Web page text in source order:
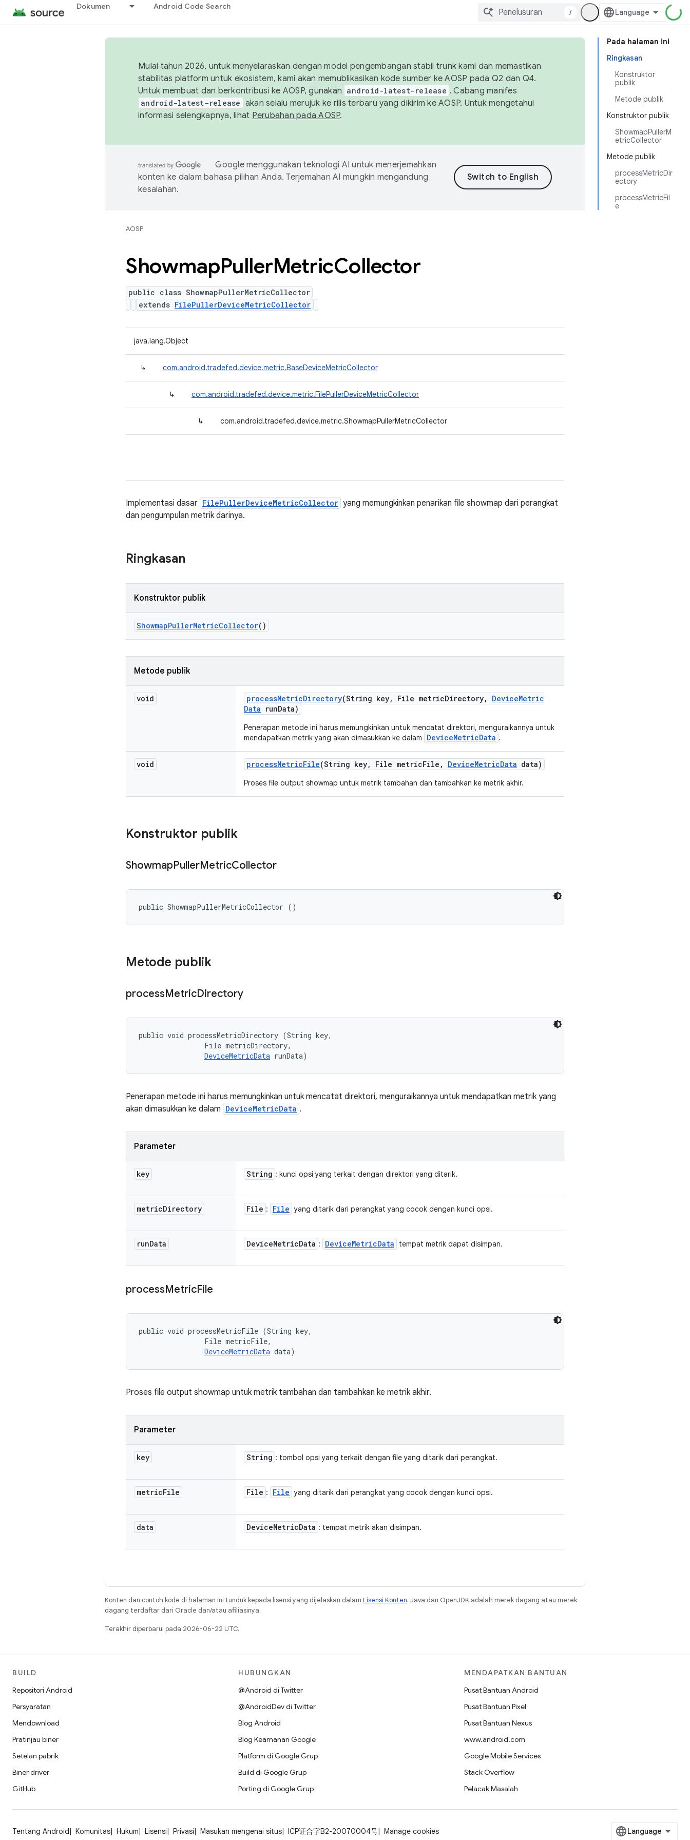
Dokumen Android Code Search
/
Pada halaman ini
Ringkasan
Konstruktor
publik
Metode publik
Konstruktor publik
ShowmapPullerM
etricCollector
Metode publik
processMetricDir
ectory
processMetricFil
e
Mulai tahun 2026, untuk menyelaraskan dengan model pengembangan stabil trunk kami dan memastikan
stabilitas platform untuk ekosistem, kami akan memublikasikan kode sumber ke AOSP pada Q2 dan Q4.
Untuk membuat dan berkontribusi ke AOSP, gunakan android-latest-release . Cabang manifes
android-latest-release akan selalu merujuk ke rilis terbaru yang dikirim ke AOSP. Untuk mengetahui
informasi selengkapnya, lihat Perubahan pada AOSP.
Google menggunakan teknologi AI untuk menerjemahkan
konten ke dalam bahasa pilihan Anda. Terjemahan AI mungkin mengandung
kesalahan.
AOSP
ShowmapPullerMetricCollector
public class ShowmapPullerMetricCollector
extends FilePullerDeviceMetricCollector
java.lang.Object
↳ com.android.tradefed.device.metric.BaseDeviceMetricCollector
↳ com.android.tradefed.device.metric.FilePullerDeviceMetricCollector
↳ com.android.tradefed.device.metric.ShowmapPullerMetricCollector
Implementasi dasar FilePullerDeviceMetricCollector yang memungkinkan penarikan file showmap dari perangkat
dan pengumpulan metrik darinya.
Ringkasan
Konstruktor publik
ShowmapPullerMetricCollector()
Metode publik
void processMetricDirectory(String key, File metricDirectory, DeviceMetric
Data runData)
Penerapan metode ini harus memungkinkan untuk mencatat direktori, menguraikannya untuk
mendapatkan metrik yang akan dimasukkan ke dalam
DeviceMetricData .
void processMetricFile(String key, File metricFile , DeviceMetricData data)
Proses file output showmap untuk metrik tambahan dan tambahkan ke metrik akhir.
Konstruktor publik
ShowmapPullerMetricCollector
public ShowmapPullerMetricCollector ()
Metode publik
processMetricDirectory
public void processMetricDirectory (String key,
                File metricDirectory,
DeviceMetricData runData)
Penerapan metode ini harus memungkinkan untuk mencatat direktori, menguraikannya untuk mendapatkan metrik yang
akan dimasukkan ke dalam DeviceMetricData .
Parameter
key String : kunci opsi yang terkait dengan direktori yang ditarik.
metricDirectory File : File yang ditarik dari perangkat yang cocok dengan kunci opsi.
runData DeviceMetricData : DeviceMetricData tempat metrik dapat disimpan.
processMetricFile
public void processMetricFile (String key,
                File metricFile,
DeviceMetricData data)
Proses file output showmap untuk metrik tambahan dan tambahkan ke metrik akhir.
Parameter
key String : tombol opsi yang terkait dengan file yang ditarik dari perangkat.
metricFile File : File yang ditarik dari perangkat yang cocok dengan kunci opsi.
data DeviceMetricData : tempat metrik akan disimpan.
Konten dan contoh kode di halaman ini tunduk kepada lisensi yang dijelaskan dalam Lisensi Konten. Java dan OpenJDK adalah merek dagang atau merek
dagang terdaftar dari Oracle dan/atau afiliasinya.
Terakhir diperbarui pada 2026-06-22 UTC.
BUILD
Repositori Android
Persyaratan
Mendownload
Pratinjau biner
Setelan pabrik
Biner driver
GitHub
HUBUNGKAN
@Android di Twitter
@AndroidDev di Twitter
Blog Android
Blog Keamanan Google
Platform di Google Grup
Build di Google Grup
Porting di Google Grup
MENDAPATKAN BANTUAN
Pusat Bantuan Android
Pusat Bantuan Pixel
Pusat Bantuan Nexus
www.android.com
Google Mobile Services
Stack Overflow
Pelacak Masalah
Tentang Android Komunitas Hukum Lisensi Privasi Masukan mengenai situs ICP证合字B2-20070004号 Manage cookies